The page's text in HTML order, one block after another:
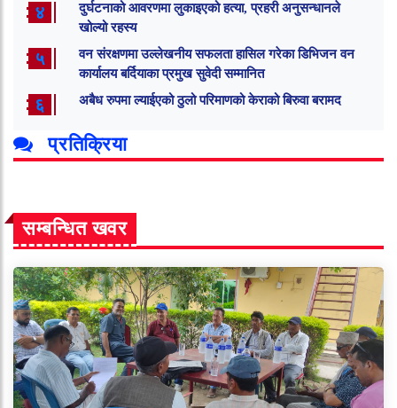
४
दुर्घटनाको आवरणमा लुकाइएको हत्या, प्रहरी अनुसन्धानले
खोल्यो रहस्य
५
वन संरक्षणमा उल्लेखनीय सफलता हासिल गरेका डिभिजन वन
कार्यालय बर्दियाका प्रमुख सुवेदी सम्मानित
६ अबैध रुपमा ल्याईएको ठुलो परिमाणको केराको बिरुवा बरामद
प्रतिक्रिया
सम्बन्धित खवर